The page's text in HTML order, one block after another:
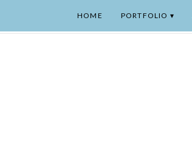
HOME PORTFOLIO